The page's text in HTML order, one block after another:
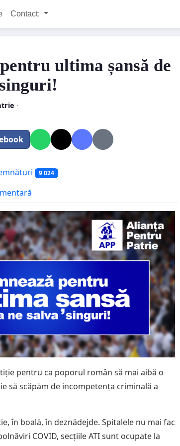
Contact:
ultima șansă de
·
9 024
pentru ca poporul român să mai aibă o
să scăpăm de incompetența criminală a
în boală, în deznădejde. Spitalele nu mai fac
COVID, secțiile ATI sunt ocupate la